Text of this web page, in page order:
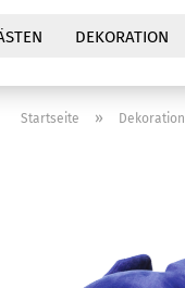
DEKORATION
Startseite » Dekoration